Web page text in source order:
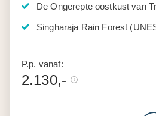
De Ongerepte oostkust van
Singharaja Rain Forest
P.p. vanaf:
2.130,-